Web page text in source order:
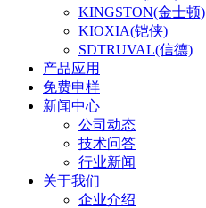
KINGSTON(金士顿)
KIOXIA(铠侠)
SDTRUVAL(信德)
产品应用
免费申样
新闻中心
公司动态
技术问答
行业新闻
关于我们
企业介绍